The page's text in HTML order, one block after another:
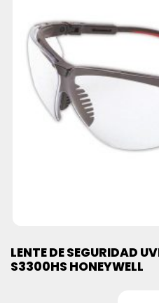
LENTE DE SEGURIDAD
S3300HS HONEYWELL